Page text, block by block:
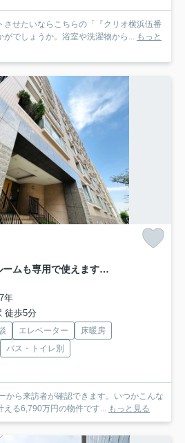
させたいならこちらの「『クリオ横浜伍番
でしょうか。浴室や洗濯物から... もっと
玄関横の専用トランクルームも専用で使えます。一人で住まうにもDINKSで住まうにもどっちも余裕！！ちょっとしたカウンターでお仕事する姿は何だかカッコイイ！な、『ヴィルヌーブ横浜・紅葉坂』リノベーション
年
徒歩5分
エレベーター
床暖房
バス・トイレ別
から来訪者が確認できます。いつかこんな
える6,790万円の物件です... もっと見る